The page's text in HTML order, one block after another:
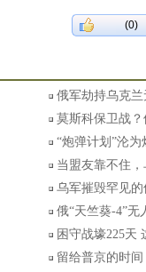
(0)
俄军劫持乌克
莫斯科保卫战
“炮弹计划”沦
当盟友靠不住
乌军摧毁罕见的
俄“天竺葵-4”
困守战壕225天
留给普京的时